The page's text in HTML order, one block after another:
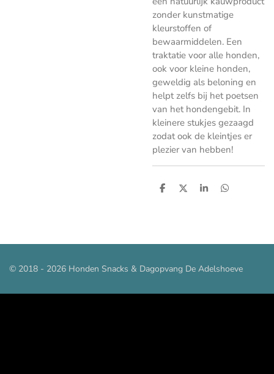
zonder kunstmatige
kleurstoffen of
bewaarmiddelen. Een
traktatie voor alle honden,
ook voor kleine honden,
geweldig als beloning en
helpt zelfs bij het poetsen
van het hondengebit. In
kleinere stukjes gezaagd
zodat ook de kleintjes er
plezier van hebben!
D
D
S
D
© 2018 - 2026 Honden Snacks & Dagopvang De Adelshoeve